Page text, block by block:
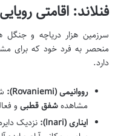
فنلاند: اقامتی
سرزمین هزار دریاچه و جنگل
منحصر به فرد خود که برای
دارد.
رووانیمی (Rovaniemi):
مشاهدهشفق قطبی و
ایناری (Inari):
نزدیک